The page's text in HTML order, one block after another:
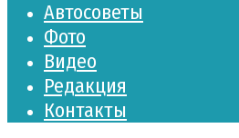
Автосоветы
Фото
Видео
Редакция
Контакты